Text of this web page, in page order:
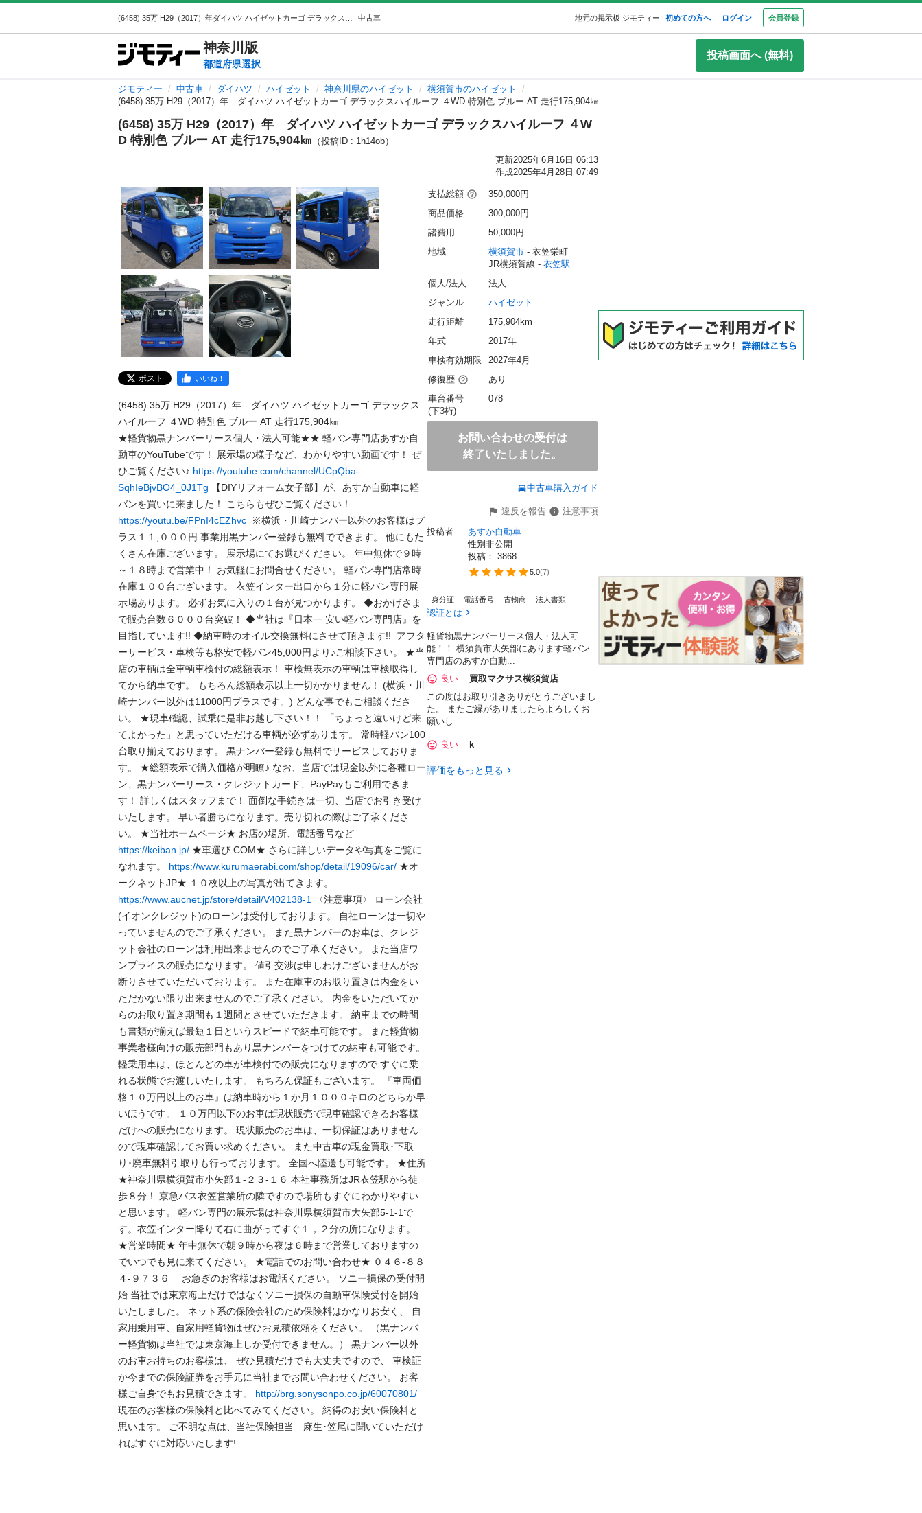
中古車 地元の掲示板 ジモティー 初めての方へ ログイン 会員登録
神奈川 版
都道府県選択
投稿画面へ (無料)
ジモティー 中古車 ダイハツ ハイゼット 神奈川県のハイゼット
横須賀市のハイゼット
(6458) 35万 H29（2017）年 ダイハツ ハイゼットカーゴ デラックスハイルーフ ４WD 特別色 ブルー AT 走行175,904㎞
(6458) 35万 H29（2017）年 ダイハツ ハイゼットカーゴ デラックスハイルーフ ４W
D 特別色 ブルー AT 走行175,904㎞ （投稿ID : 1h14ob）
更新2025年6月16日 06:13
作成2025年4月28日 07:49
ポスト いいね！
(6458) 35万 H29（2017）年　ダイハツ ハイゼットカーゴ デラックス
ハイルーフ ４WD 特別色 ブルー AT 走行175,904㎞
★軽貨物黒ナンバーリース個人・法人可能★★ 軽バン専門店あすか自
動車のYouTubeです！ 展示場の様子など、わかりやすい動画です！ ぜ
ひご覧ください♪ https://youtube.com/channel/UCpQba-
SqhIeBjvBO4_0J1Tg 【DIYリフォーム女子部】が、あすか自動車に軽
https://youtu.be/FPnI4cEZhvc
  ※横浜・川崎ナンバー以外のお客様はプ
ラス１１,０００円 事業用黒ナンバー登録も無料でできます。 他にもた
くさん在庫ございます。 展示場にてお選びください。 年中無休で９時
～１８時まで営業中！ お気軽にお問合せください。 軽バン専門店常時
在庫１００台ございます。 衣笠インター出口から１分に軽バン専門展
示場あります。 必ずお気に入りの１台が見つかります。 ◆おかげさま
で販売台数６０００台突破！ ◆当社は『日本一 安い軽バン専門店』を
目指しています!! ◆納車時のオイル交換無料にさせて頂きます!!  アフタ
ーサービス・車検等も格安で軽バン45,000円より♪ご相談下さい。 ★当
店の車輌は全車輌車検付の総額表示！ 車検無表示の車輌は車検取得し
てから納車です。 もちろん総額表示以上一切かかりません！ (横浜・川
崎ナンバー以外は11000円プラスです。) どんな事でもご相談くださ
い。 ★現車確認、試乗に是非お越し下さい！！ 「ちょっと遠いけど来
てよかった」と思っていただける車輌が必ずあります。 常時軽バン100
台取り揃えております。 黒ナンバー登録も無料でサービスしておりま
す。 ★総額表示で購入価格が明瞭♪ なお、当店では現金以外に各種ロー
ン、黒ナンバーリース・クレジットカード、PayPayもご利用できま
す！ 詳しくはスタッフまで！ 面倒な手続きは一切、当店でお引き受け
いたします。 早い者勝ちになります。売り切れの際はご了承くださ
https://keiban.jp/ ★車選び.COM★ さらに詳しいデータや写真をご覧に
なれます。 https://www.kurumaerabi.com/shop/detail/19096/car/ ★オ
https://www.aucnet.jp/store/detail/V402138-1
〈注意事項〉 ローン会社
(イオンクレジット)のローンは受付しております。 自社ローンは一切や
っていませんのでご了承ください。 また黒ナンバーのお車は、クレジ
ット会社のローンは利用出来ませんのでご了承ください。 また当店ワ
ンプライスの販売になります。 値引交渉は申しわけございませんがお
断りさせていただいております。 また在庫車のお取り置きは内金をい
ただかない限り出来ませんのでご了承ください。 内金をいただいてか
らのお取り置き期間も１週間とさせていただきます。 納車までの時間
も書類が揃えば最短１日というスピードで納車可能です。 また軽貨物
事業者様向けの販売部門もあり黒ナンバーをつけての納車も可能です。
軽乗用車は、ほとんどの車が車検付での販売になりますので すぐに乗
れる状態でお渡しいたします。 もちろん保証もございます。 『車両価
格１０万円以上のお車』は納車時から１か月１０００キロのどちらか早
いほうです。 １０万円以下のお車は現状販売で現車確認できるお客様
だけへの販売になります。 現状販売のお車は、一切保証はありません
ので現車確認してお買い求めください。 また中古車の現金買取･下取
り･廃車無料引取りも行っております。 全国へ陸送も可能です。 ★住所
★神奈川県横須賀市小矢部１-２３-１６ 本社事務所はJR衣笠駅から徒
歩８分！ 京急バス衣笠営業所の隣ですので場所もすぐにわかりやすい
と思います。 軽バン専門の展示場は神奈川県横須賀市大矢部5-1-1で
す。衣笠インター降りて右に曲がってすぐ１，２分の所になります。
★営業時間★ 年中無休で朝９時から夜は６時まで営業しておりますの
でいつでも見に来てください。 ★電話でのお問い合わせ★ ０４６-８８
４-９７３６　 お急ぎのお客様はお電話ください。 ソニー損保の受付開
始 当社では東京海上だけではなくソニー損保の自動車保険受付を開始
いたしました。 ネット系の保険会社のため保険料はかなりお安く、 自
家用乗用車、自家用軽貨物はぜひお見積依頼をください。 （黒ナンバ
ー軽貨物は当社では東京海上しか受付できません。） 黒ナンバー以外
のお車お持ちのお客様は、 ぜひ見積だけでも大丈夫ですので、 車検証
か今までの保険証券をお手元に当社までお問い合わせください。 お客
様ご自身でもお見積できます。 http://brg.sonysonpo.co.jp/60070801/
現在のお客様の保険料と比べてみてください。 納得のお安い保険料と
思います。 ご不明な点は、当社保険担当　麻生･笠尾に聞いていただけ
ればすぐに対応いたします!
支払総額
350,000円
商品価格
300,000円
諸費用
50,000円
地域
横須賀市 - 衣笠栄町
JR横須賀線 - 衣笠駅
個人/法人
法人
ジャンル
ハイゼット
走行距離
175,904km
年式
2017年
車検有効期限
2027年4月
修復歴
あり
車台番号
(下3桁)
078
お問い合わせの受付は
終了いたしました。
中古車購入ガイド
違反を報告
注意事項
投稿者
あすか自動車
性別非公開
投稿： 3868
5.0(7)
身分証 電話番号 古物商 法人書類
認証とは
軽貨物黒ナンバーリース個人・法人可
能！！ 横須賀市大矢部にあります軽バン
専門店のあすか自動...
良い
買取マクサス横須賀店
この度はお取り引きありがとうございまし
た。 またご縁がありましたらよろしくお
願いし...
良い k
評価をもっと見る